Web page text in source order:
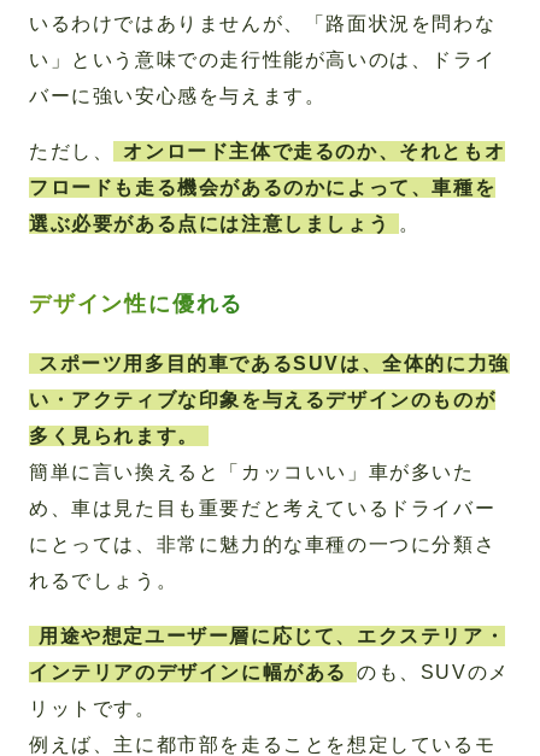
いるわけではありませんが、「路面状況を問わな
い」という意味での走行性能が高いのは、ドライ
バーに強い安心感を与えます。
ただし、
オンロード主体で走るのか、それともオ
フロードも走る機会があるのかによって、車種を
選ぶ必要がある点には注意しましょう
。
デザイン性に優れる
スポーツ用多目的車であるSUVは、全体的に力強
い・アクティブな印象を与えるデザインのものが
多く見られます。
簡単に言い換えると「カッコいい」車が多いた
め、車は見た目も重要だと考えているドライバー
にとっては、非常に魅力的な車種の一つに分類さ
れるでしょう。
用途や想定ユーザー層に応じて、エクステリア・
インテリアのデザインに幅がある
のも、SUVのメ
リットです。
例えば、主に都市部を走ることを想定しているモ